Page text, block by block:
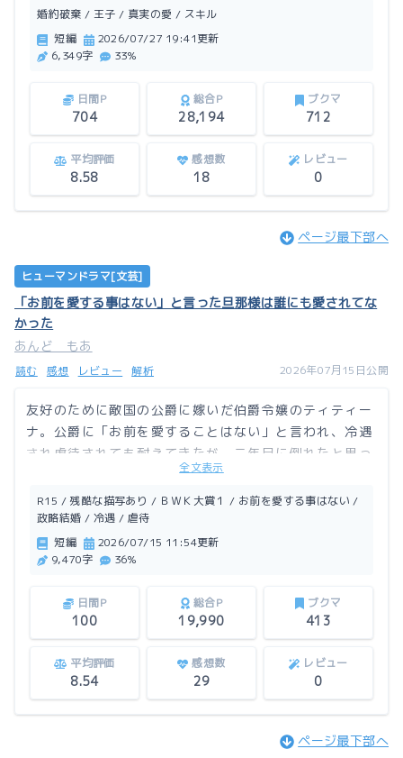
この作品はアルファポリスにも掲載しています。
婚約破棄 / 王子 / 真実の愛 / スキル
短編
2026/07/27 19:41更新
6,349字
33%
日間P
704
総合P
28,194
ブクマ
712
平均評価
8.58
感想数
18
レビュー
0
ページ最下部へ
ヒューマンドラマ[文芸]
「お前を愛する事はない」と言った旦那様は誰にも愛されてな
かった
あんど もあ
読む 感想 レビュー 解析 2026年07月15日公開
友好のために敵国の公爵に嫁いだ伯爵令嬢のティティー
ナ。公爵に「お前を愛することはない」と言われ、冷遇
され虐待されても耐えてきたが、二年目に倒れたと思っ
たら「あと半年の命」と余命宣告されてしまった。な
ら、もう我慢しません！ そんなティティーナに、公爵
の態度が……。
この作品はアルファポリスにも掲載しています。
全文表示
R15 / 残酷な描写あり / ＢＷＫ大賞１ / お前を愛する事はない /
政略結婚 / 冷遇 / 虐待
短編
2026/07/15 11:54更新
9,470字
36%
日間P
100
総合P
19,990
ブクマ
413
平均評価
8.54
感想数
29
レビュー
0
ページ最下部へ